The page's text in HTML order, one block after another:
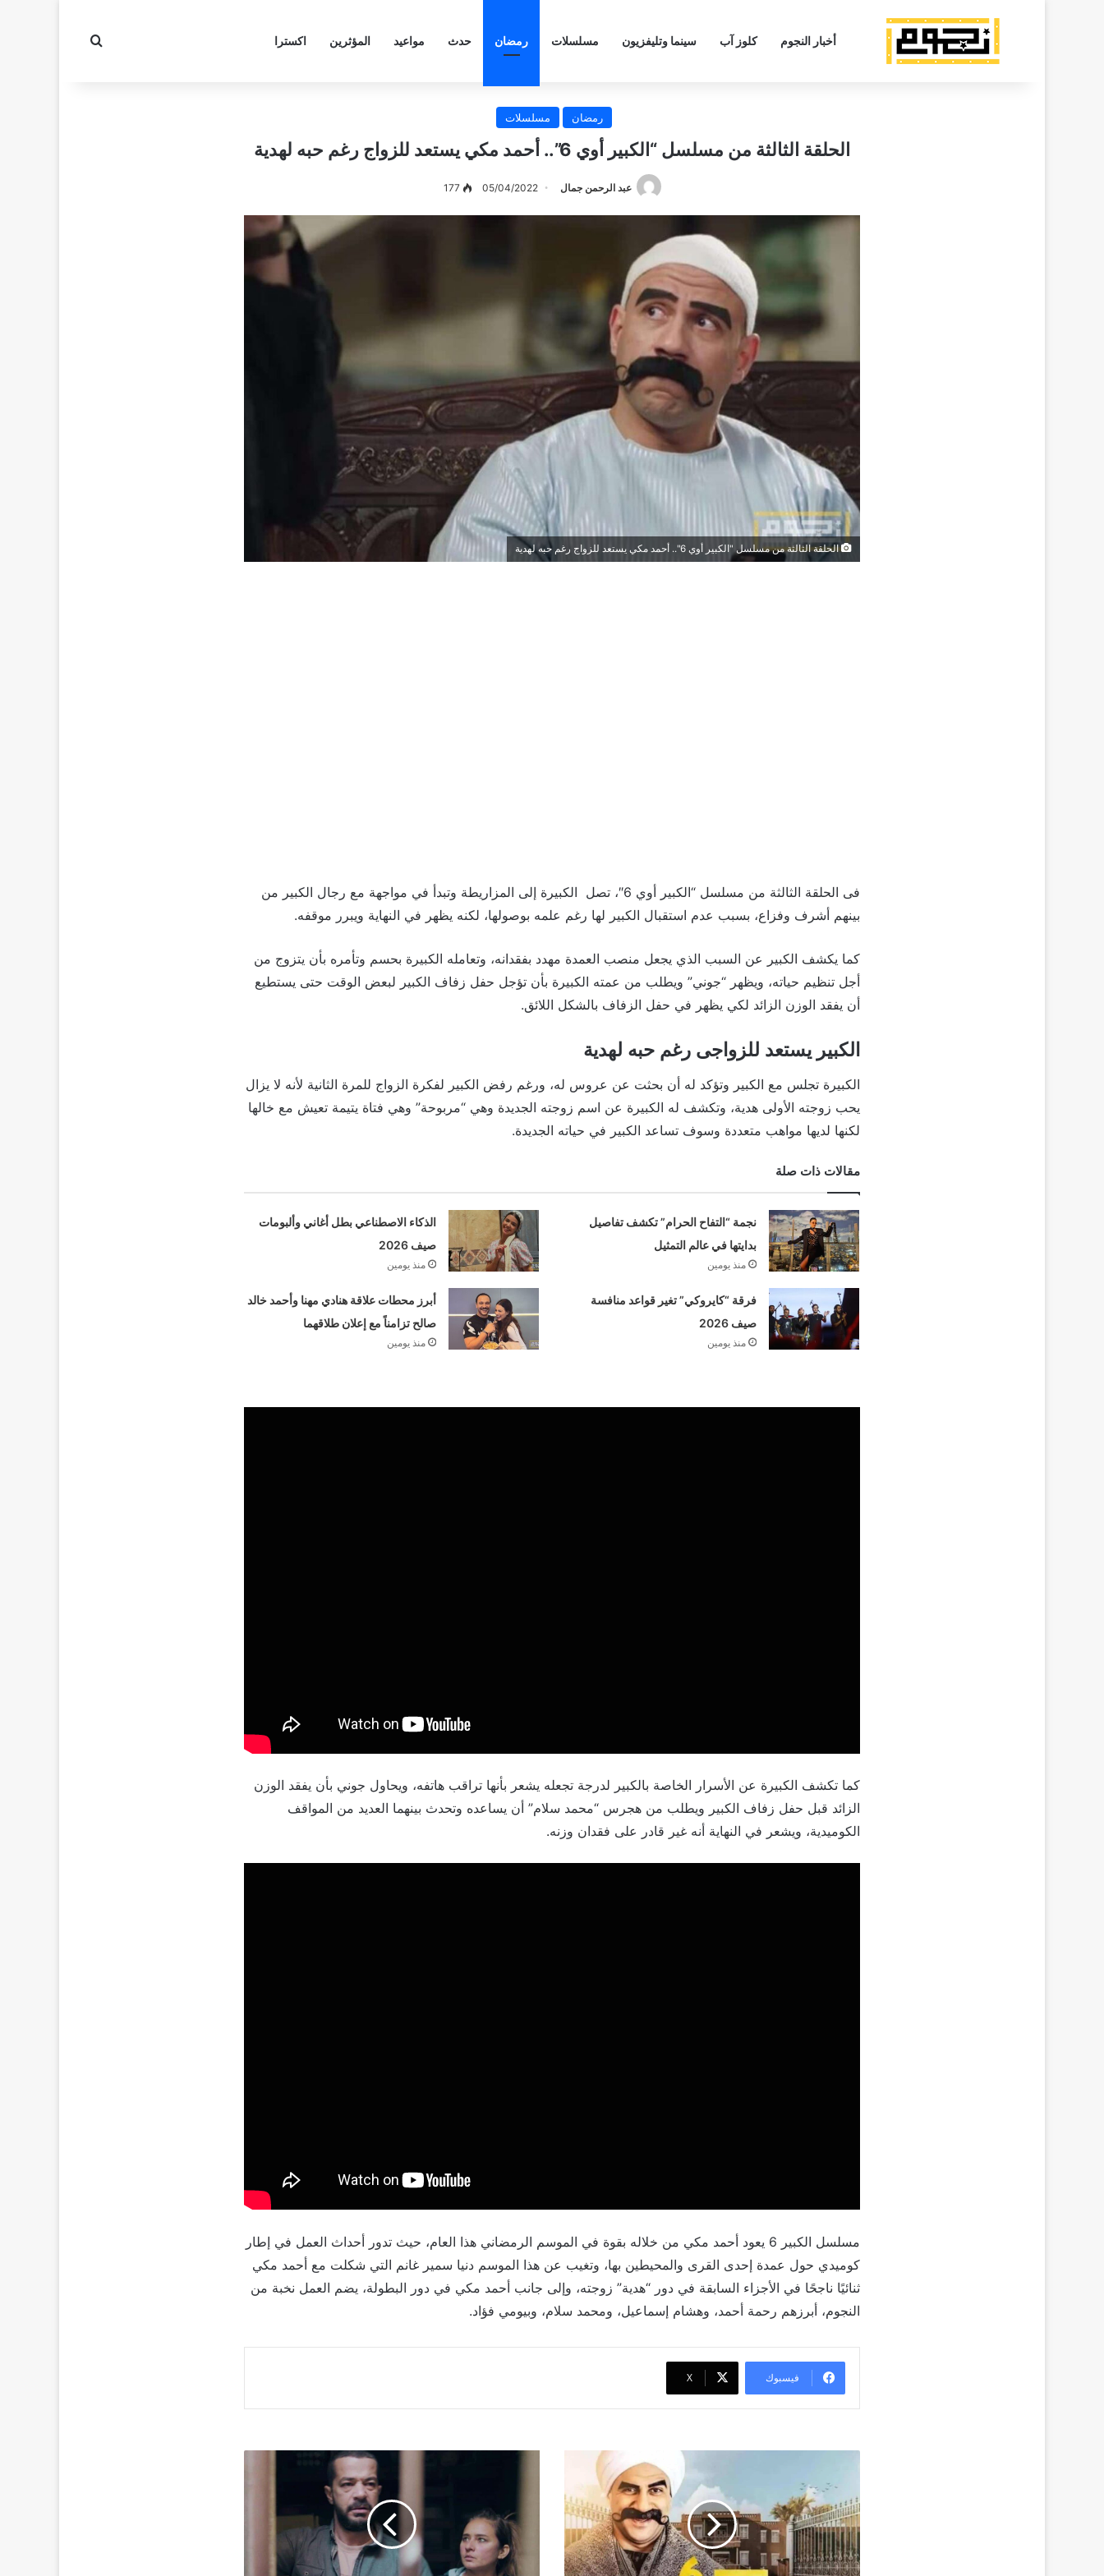
أخبار النجوم كلوز آب سينما وتليفزيون مسلسلات رمضان حدث مواعيد المؤثرين اكسترا بحث عن
رمضان مسلسلات
الحلقة الثالثة من مسلسل “الكبير أوي 6”.. أحمد مكي يستعد للزواج رغم حبه لهدية
عبد الرحمن جمال 05/04/2022
177
الحلقة الثالثة من مسلسل "الكبير أوي 6".. أحمد مكي يستعد للزواج رغم حبه لهدية
فى الحلقة الثالثة من مسلسل “الكبير أوي 6″، تصل الكبيرة إلى المزاريطة وتبدأ في مواجهة مع رجال الكبير من
بينهم أشرف وفزاع، بسبب عدم استقبال الكبير لها رغم علمه بوصولها، لكنه يظهر في النهاية ويبرر موقفه.
كما يكشف الكبير عن السبب الذي يجعل منصب العمدة مهدد بفقدانه، وتعامله الكبيرة بحسم وتأمره بأن يتزوج من
أجل تنظيم حياته، ويظهر “جوني” ويطلب من عمته الكبيرة بأن تؤجل حفل زفاف الكبير لبعض الوقت حتى يستطيع
أن يفقد الوزن الزائد لكي يظهر في حفل الزفاف بالشكل اللائق.
الكبير يستعد للزواجى رغم حبه لهدية
الكبيرة تجلس مع الكبير وتؤكد له أن بحثت عن عروس له، ورغم رفض الكبير لفكرة الزواج للمرة الثانية لأنه لا يزال
يحب زوجته الأولى هدية، وتكشف له الكبيرة عن اسم زوجته الجديدة وهي “مربوحة” وهي فتاة يتيمة تعيش مع خالها
لكنها لديها مواهب متعددة وسوف تساعد الكبير في حياته الجديدة.
مقالات ذات صلة
نجمة “التفاح الحرام” تكشف تفاصيل
بدايتها في عالم التمثيل
منذ يومين
الذكاء الاصطناعي بطل أغاني وألبومات
صيف 2026
منذ يومين
فرقة “كايروكي” تغير قواعد منافسة
صيف 2026
منذ يومين
أبرز محطات علاقة هنادي مهنا وأحمد خالد
صالح تزامناً مع إعلان طلاقهما
منذ يومين
كما تكشف الكبيرة عن الأسرار الخاصة بالكبير لدرجة تجعله يشعر بأنها تراقب هاتفه، ويحاول جوني بأن يفقد الوزن
الزائد قبل حفل زفاف الكبير ويطلب من هجرس “محمد سلام” أن يساعده وتحدث بينهما العديد من المواقف
الكوميدية، ويشعر في النهاية أنه غير قادر على فقدان وزنه.
مسلسل الكبير 6 يعود أحمد مكي من خلاله بقوة في الموسم الرمضاني هذا العام، حيث تدور أحداث العمل في إطار
كوميدي حول عمدة إحدى القرى والمحيطين بها، وتغيب عن هذا الموسم دنيا سمير غانم التي شكلت مع أحمد مكي
ثنائيًا ناجحًا في الأجزاء السابقة في دور “هدية” زوجته، وإلى جانب أحمد مكي في دور البطولة، يضم العمل نخبة من
النجوم، أبرزهم رحمة أحمد، وهشام إسماعيل، ومحمد سلام، وبيومي فؤاد.
فيسبوك ‫X
بفقدان
منصب
العمدة
فى
حربي"..فاتن